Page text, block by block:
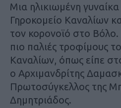
Μια ηλικιωμένη
Γηροκομείο Καναλίων
τον κορονοϊό στο Βόλο.
πιο παλιές τροφίμους
Καναλίων, όπως είπε
ο Αρχιμανδρίτης
Πρωτοσύγκελλος της
Δημητριάδος.